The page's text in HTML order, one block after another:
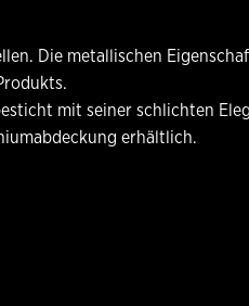
Die metallischen
mit seiner schlichten
erhältlich.